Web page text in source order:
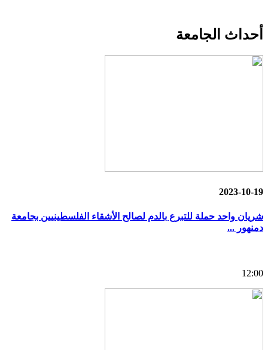
أحداث الجامعة
2023-10-19
شريان واحد حملة للتبرع بالدم لصالح الأشقاء الفلسطينيين بجامعة
دمنهور ...
12:00